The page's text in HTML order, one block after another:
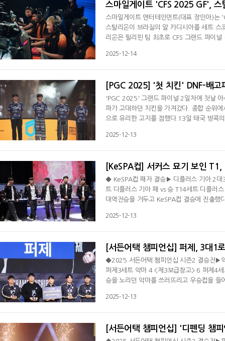
스마일게이트 'CFS 2025 GF',
스마일게이트 엔터테인먼트(대표 장인아)는
스탈리온이 브라질의 알 카디시아를 세트
리온은 필리핀 팀 최초로 CFS 그랜드 파이
나, 팀 스탈리온이 초반부터 강한 압박을 이
2025-12-14
[PGC 2025] '첫 치킨' DNF-배
'PGC 2025' 그랜드 파이널 2일차에 첫날 아
파가 고대하던 치킨을 가져갔다. 종합 순위
으로 유리한 고지를 점했다.13일 태국 방콕
아즈라 펜타그램이 경쟁에 나섰다.미라마
2025-12-13
[KeSPA컵] 서커스 묘기 보인
◆ KeSPA컵 패자 결승▶ 디플러스 기아 2대
트 디플러스 기아 패 vs 승 T14세트 디플러
대역전승을 거두고 KeSPA컵 결승에 진출
했다. T1은 내일 벌어질 예정인 결승전서 한
2025-12-13
[서든어택 챔피언십] 퍼제, 3대1
◆2025 서든어택 챔피언십 시즌2 결승전▶
퍼제3세트 악마 4 <제3보급창고> 6 퍼제4
승을 노리던 악마를 쓰러뜨리고 우승컵을
번 시즌을 불리하게 시작했다. 본선 첫 경기
2025-12-13
[서든어택 챔피언십] '디펜딩 챔